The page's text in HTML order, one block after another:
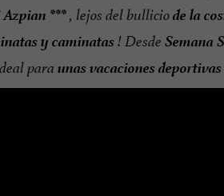
***, lejos del bulliciode la
y caminatas ! Desde Semana
para unas vacaciones deportivas